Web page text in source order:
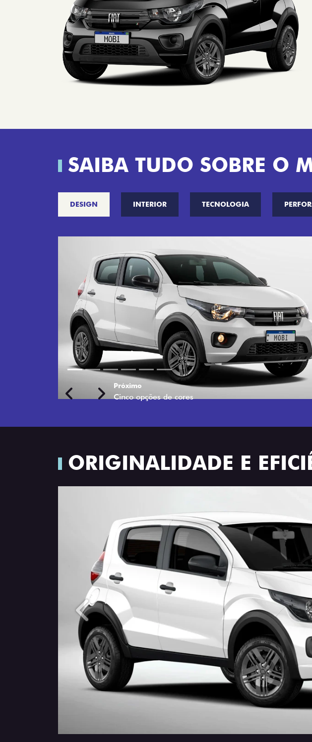
SAIBA TUDO SOBRE O
DESIGN INTERIOR TECNOLOGIA
PreviousNext
ORIGINALIDADE E
Anterior